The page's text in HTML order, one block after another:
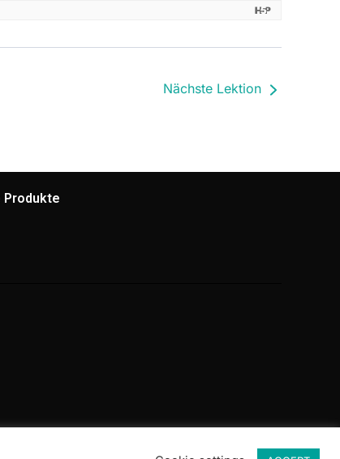
Nächste Lektion
Produkte